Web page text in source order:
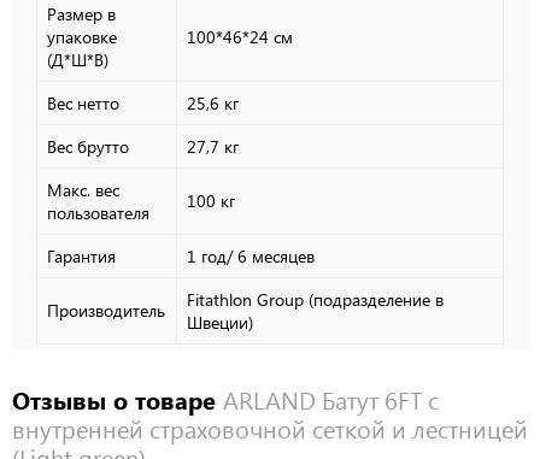
Размер в
упаковке
(Д*Ш*В)
100*46*24 см
Вес нетто
25,6 кг
Вес брутто
27,7 кг
Макс. вес
пользователя
100 кг
Гарантия 1 год/ 6 месяцев
Производитель
Fitathlon Group (подразделение в
Швеции)
Отзывы о товаре ARLAND Батут 6FT с
внутренней страховочной сеткой и лестницей